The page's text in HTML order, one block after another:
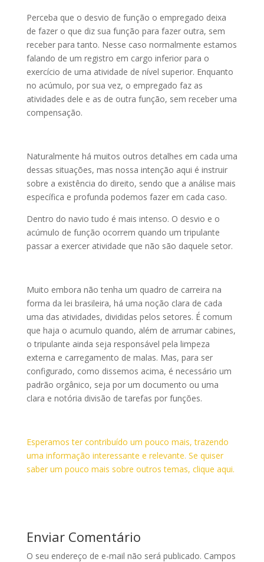
Perceba que o desvio de função o empregado deixa
de fazer o que diz sua função para fazer outra, sem
receber para tanto. Nesse caso normalmente estamos
falando de um registro em cargo inferior para o
exercício de uma atividade de nível superior. Enquanto
no acúmulo, por sua vez, o empregado faz as
atividades dele e as de outra função, sem receber uma
compensação.
Naturalmente há muitos outros detalhes em cada uma
dessas situações, mas nossa intenção aqui é instruir
sobre a existência do direito, sendo que a análise mais
específica e profunda podemos fazer em cada caso.
Dentro do navio tudo é mais intenso. O desvio e o
acúmulo de função ocorrem quando um tripulante
passar a exercer atividade que não são daquele setor.
Muito embora não tenha um quadro de carreira na
forma da lei brasileira, há uma noção clara de cada
uma das atividades, divididas pelos setores. É comum
que haja o acumulo quando, além de arrumar cabines,
o tripulante ainda seja responsável pela limpeza
externa e carregamento de malas. Mas, para ser
configurado, como dissemos acima, é necessário um
padrão orgânico, seja por um documento ou uma
clara e notória divisão de tarefas por funções.
Esperamos ter contribuído um pouco mais, trazendo
uma informação interessante e relevante. Se quiser
saber um pouco mais sobre outros temas, clique aqui.
Enviar Comentário
O seu endereço de e-mail não será publicado. Campos